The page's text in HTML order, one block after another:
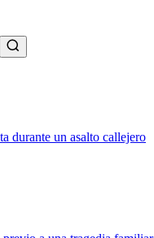
durante un asalto callejero